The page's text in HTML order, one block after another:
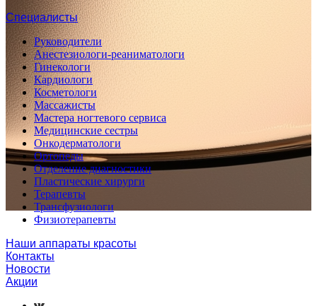
Специалисты
Руководители
Анестезиологи-реаниматологи
Гинекологи
Кардиологи
Косметологи
Массажисты
Мастера ногтевого сервиса
Медицинские сестры
Онкодерматологи
Ортопеды
Отделение диагностики
Пластические хирурги
Терапевты
Трансфузиологи
Физиотерапевты
Наши аппараты красоты
Контакты
Новости
Акции